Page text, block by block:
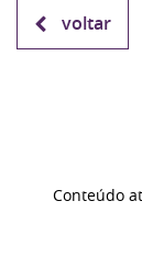
voltar
Conteúdo